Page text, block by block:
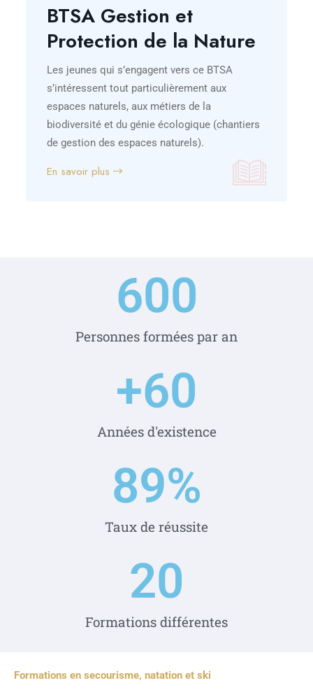
BTSA Gestion et
Protection de la Nature
Les jeunes qui s’engagent vers ce BTSA
s’intéressent tout particulièrement aux
espaces naturels, aux métiers de la
biodiversité et du génie écologique (chantiers
de gestion des espaces naturels).
En savoir plus
Personnes formées par an
600
Années d'existence
+60
Taux de réussite
89%
Formations différentes
20
Formations en secourisme, natation et ski